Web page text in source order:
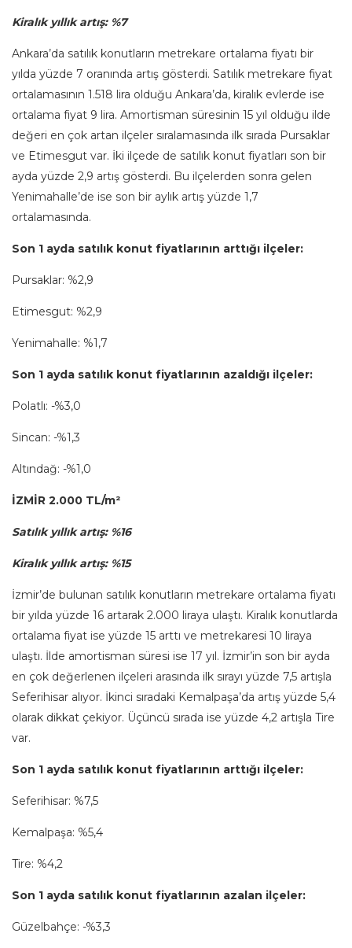
Kiralık yıllık artış: %7
Ankara’da satılık konutların metrekare ortalama fiyatı bir
yılda yüzde 7 oranında artış gösterdi. Satılık metrekare fiyat
ortalamasının 1.518 lira olduğu Ankara’da, kiralık evlerde ise
ortalama fiyat 9 lira. Amortisman süresinin 15 yıl olduğu ilde
değeri en çok artan ilçeler sıralamasında ilk sırada Pursaklar
ve Etimesgut var. İki ilçede de satılık konut fiyatları son bir
ayda yüzde 2,9 artış gösterdi. Bu ilçelerden sonra gelen
Yenimahalle’de ise son bir aylık artış yüzde 1,7
ortalamasında.
Son 1 ayda satılık konut fiyatlarının arttığı ilçeler:
Pursaklar: %2,9
Etimesgut: %2,9
Yenimahalle: %1,7
Son 1 ayda satılık konut fiyatlarının azaldığı ilçeler:
Polatlı: -%3,0
Sincan: -%1,3
Altındağ: -%1,0
İZMİR 2.000 TL/m²
Satılık yıllık artış: %16
Kiralık yıllık artış: %15
İzmir’de bulunan satılık konutların metrekare ortalama fiyatı
bir yılda yüzde 16 artarak 2.000 liraya ulaştı. Kiralık konutlarda
ortalama fiyat ise yüzde 15 arttı ve metrekaresi 10 liraya
ulaştı. İlde amortisman süresi ise 17 yıl. İzmir’in son bir ayda
en çok değerlenen ilçeleri arasında ilk sırayı yüzde 7,5 artışla
Seferihisar alıyor. İkinci sıradaki Kemalpaşa’da artış yüzde 5,4
olarak dikkat çekiyor. Üçüncü sırada ise yüzde 4,2 artışla Tire
var.
Son 1 ayda satılık konut fiyatlarının arttığı ilçeler:
Seferihisar: %7,5
Kemalpaşa: %5,4
Tire: %4,2
Son 1 ayda satılık konut fiyatlarının azalan ilçeler:
Güzelbahçe: -%3,3